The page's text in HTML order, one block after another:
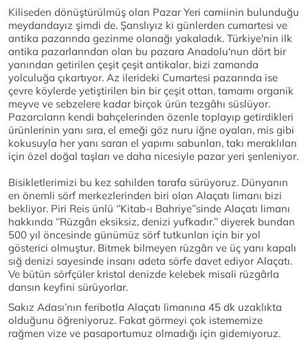
Kiliseden dönüştürülmüş olan Pazar Yeri camiinin bulunduğu
meydandayız şimdi de. Şanslıyız ki günlerden cumartesi ve
antika pazarında gezinme olanağı yakaladık. Türkiye'nin ilk
antika pazarlarından olan bu pazara Anadolu'nun dört bir
yanından getirilen çeşit çeşit antikalar, bizi zamanda
yolculuğa çıkartıyor. Az ilerideki Cumartesi pazarında ise
çevre köylerde yetiştirilen bin bir çeşit ottan, tamamı organik
meyve ve sebzelere kadar birçok ürün tezgâhı süslüyor.
Pazarcıların kendi bahçelerinden özenle toplayıp getirdikleri
ürünlerinin yanı sıra, el emeği göz nuru iğne oyaları, mis gibi
kokusuyla her yanı saran el yapımı sabunları, takı meraklıları
için özel doğal taşları ve daha nicesiyle pazar yeri şenleniyor.
Bisikletlerimizi bu kez sahilden tarafa sürüyoruz. Dünyanın
en önemli sörf merkezlerinden biri olan Alaçatı limanı bizi
bekliyor. Piri Reis ünlü ‘’Kitab-ı Bahriye’’sinde Alaçatı limanı
hakkında ‘’Rüzgârı eksiksiz, denizi yufkadır.’’ diyerek bundan
500 yıl öncesinde günümüz sörf tutkunları için bir yol
gösterici olmuştur. Bitmek bilmeyen rüzgârı ve üç yanı kapalı
sığ denizi sayesinde insanı adeta sörfe davet ediyor Alaçatı.
Ve bütün sörfçüler kristal denizde kelebek misali rüzgârla
dansın keyfini sürüyorlar.
Sakız Adası’nın feribotla Alaçatı limanına 45 dk uzaklıkta
olduğunu öğreniyoruz. Fakat görmeyi çok istememize
rağmen vize ve pasaportumuz olmadığı için gidemiyoruz.